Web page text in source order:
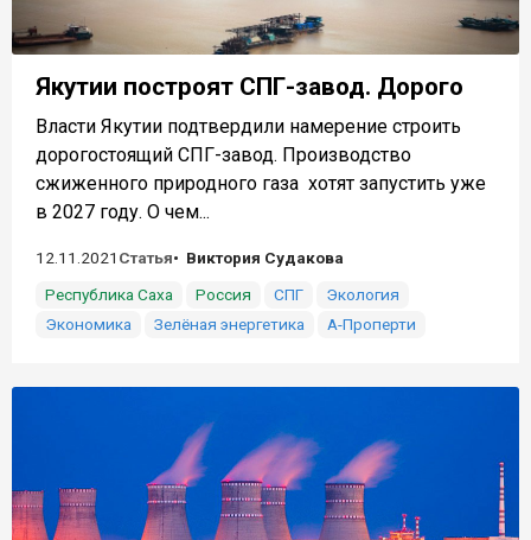
Якутии построят СПГ-завод. Дорого
Власти Якутии подтвердили намерение строить
дорогостоящий СПГ-завод. Производство
сжиженного природного газа хотят запустить уже
в 2027 году. О чем...
12.11.2021 Статья
Виктория Судакова
Республика Саха
Россия СПГ
Экология
Экономика
Зелёная энергетика А-Проперти